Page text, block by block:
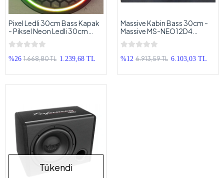
Pixel Ledli 30cm Bass Kapak
- Piksel Neon Ledli 30cm
Bass Koruma Kapağı
%26 1.668,80 TL 1.239,68 TL
Massive Kabin Bass 30cm -
Massive MS-NEO12D4
1400w 500RMS 4 + 4 Ohm
Çift Bobin Kabinli
Subwoofer
%12 6.913,59 TL 6.103,03 TL
Tükendi